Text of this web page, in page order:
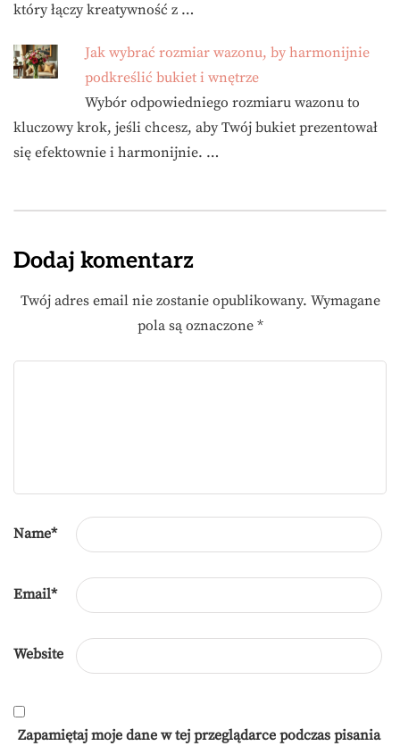
który łączy kreatywność z …
Jak wybrać rozmiar wazonu, by harmonijnie
podkreślić bukiet i wnętrze
Wybór odpowiedniego rozmiaru wazonu to
kluczowy krok, jeśli chcesz, aby Twój bukiet prezentował
się efektownie i harmonijnie. …
Dodaj komentarz
Twój adres email nie zostanie opublikowany. Wymagane
pola są oznaczone *
Name*
Email*
Website
Zapamiętaj moje dane w tej przeglądarce podczas pisania